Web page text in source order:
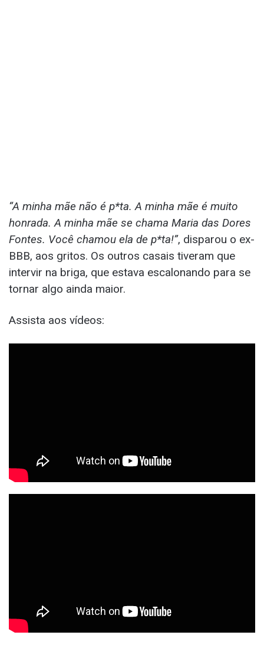
“A minha mãe não é p*ta. A minha mãe é muito
honrada. A minha mãe se chama Maria das Dores
Fontes. Você chamou ela de p*ta!”, disparou o ex-
BBB, aos gritos. Os outros casais tiveram que
intervir na briga, que estava escalonando para se
tornar algo ainda maior.
Assista aos vídeos: